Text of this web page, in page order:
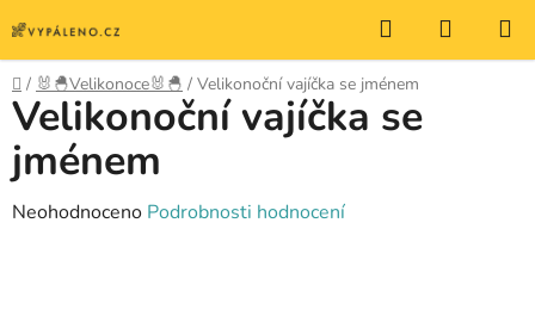
na
obsah
Hledat
KOŠÍK
Domů
/ 🐰🐣Velikonoce🐰🐣 / Velikonoční vajíčka se jménem
Velikonoční vajíčka se
jménem
Průměrné
Neohodnoceno Podrobnosti hodnocení